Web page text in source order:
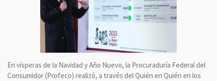
En vísperas de la Navidad y Año Nuevo, la Procuraduría Federal del
Consumidor (Profeco) realizó, a través del Quién en Quién en los